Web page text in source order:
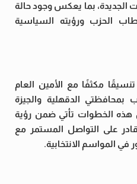
الجديدة، بما يعكس وجود حالة
الحزب ورؤيته السياسية
مكثفًا مع الأمين العام
بمحافظتي الدقهلية والجيزة
هذه الخطوات تأتي ضمن رؤية
على التواصل المستمر مع
المواسم الانتخابية.